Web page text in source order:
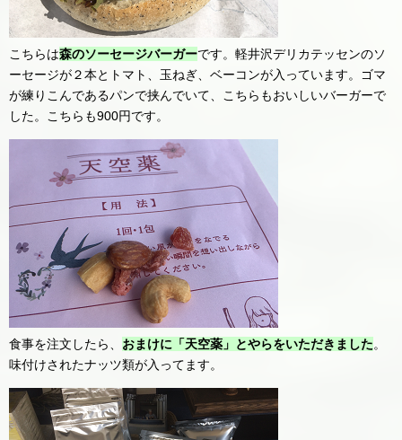
こちらは森のソーセージバーガーです。軽井沢デリカテッセンのソ
ーセージが２本とトマト、玉ねぎ、ベーコンが入っています。ゴマ
が練りこんであるパンで挟んでいて、こちらもおいしいバーガーで
した。こちらも900円です。
食事を注文したら、 おまけに「天空薬」とやらをいただきました。
味付けされたナッツ類が入ってます。